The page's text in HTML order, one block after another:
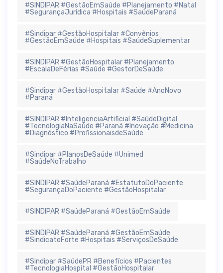
#SINDIPAR #GestãoEmSaúde #Planejamento #Natal
#SegurançaJurídica #Hospitais #SaúdeParaná
#Sindipar #GestãoHospitalar #Convênios
#GestãoEmSaúde #Hospitais #SaúdeSuplementar
#SINDIPAR #GestãoHospitalar #Planejamento
#EscalaDeFérias #Saúde #GestorDeSaúde
#Sindipar #GestãoHospitalar #Saúde #AnoNovo
#Paraná
#SINDIPAR #InteligenciaArtificial #SaúdeDigital
#TecnologiaNaSaúde #Paraná #Inovação #Medicina
#Diagnóstico #ProfissionaisdeSaúde
#Sindipar #PlanosDeSaúde #Unimed
#SaúdeNoTrabalho
#SINDIPAR #SaúdeParaná #EstatutoDoPaciente
#SegurançaDoPaciente #GestãoHospitalar
#SINDIPAR #SaúdeParaná #GestãoEmSaúde
#SINDIPAR #SaúdeParaná #GestãoEmSaúde
#SindicatoForte #Hospitais #ServiçosDeSaúde
#Sindipar #SaúdePR #Benefícios #Pacientes
#TecnologiaHospital #GestãoHospitalar